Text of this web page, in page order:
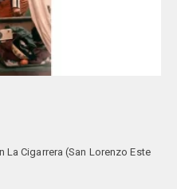
La Cigarrera (San Lorenzo Este